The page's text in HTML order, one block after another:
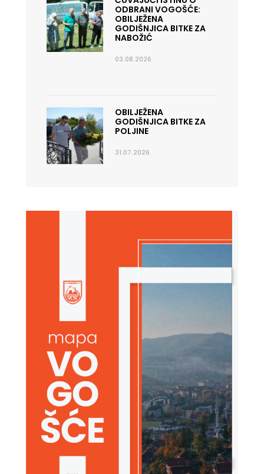
ODBRANI VOGOŠĆE:
OBILJEŽENA
GODIŠNJICA BITKE ZA
NABOŽIĆ
03.08.2026.
OBILJEŽENA
GODIŠNJICA BITKE ZA
POLJINE
31.07.2026.